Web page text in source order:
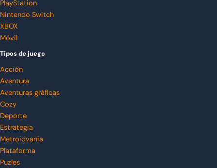
PlayStation
Nintendo Switch
XBOX
Móvil
Tipos de juego
Acción
Aventura
Aventuras gráficas
Cozy
Deporte
Estrategia
Metroidvania
Plataforma
Puzles